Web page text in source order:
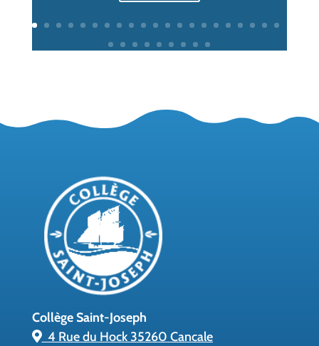
Collège Saint-Joseph
4 Rue du Hock 35260 Cancale